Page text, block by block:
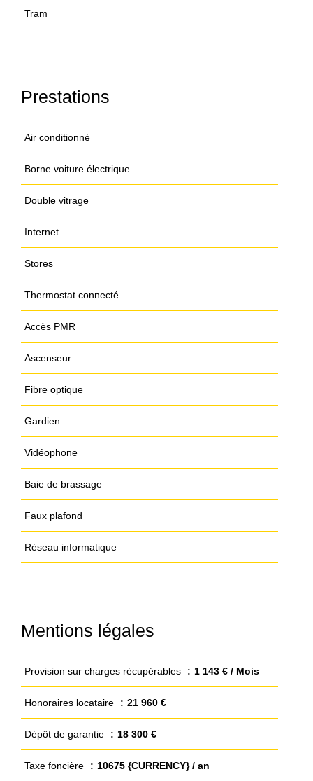
Tram
Prestations
Air conditionné
Borne voiture électrique
Double vitrage
Internet
Stores
Thermostat connecté
Accès PMR
Ascenseur
Fibre optique
Gardien
Vidéophone
Baie de brassage
Faux plafond
Réseau informatique
Mentions légales
Provision sur charges récupérables 1 143 € / Mois
Honoraires locataire 21 960 €
Dépôt de garantie 18 300 €
Taxe foncière 10675 {CURRENCY} / an